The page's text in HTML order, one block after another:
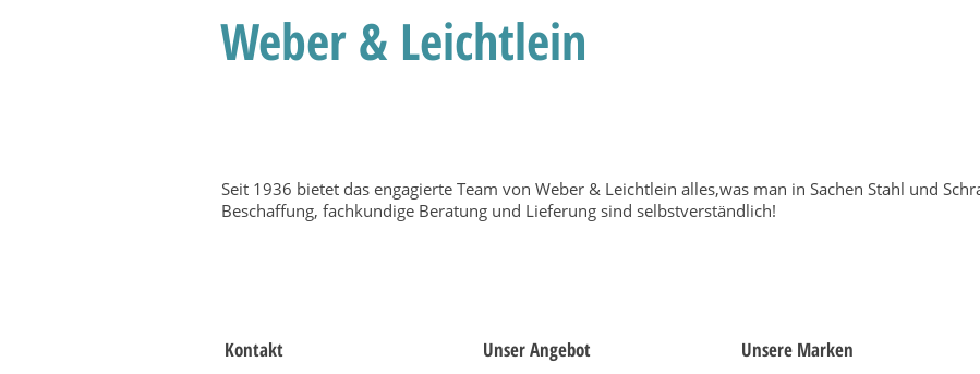
Weber & Leichtlein
Seit 1936 bietet das engagierte Team von Weber & Leichtlein alles,was man in Sachen Stahl und
Beschaffung, fachkundige Beratung und Lieferung sind selbstverständlich!
Kontakt Unser Angebot Unsere Marken